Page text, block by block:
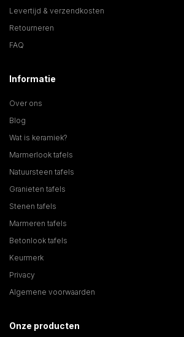
Levertijd & verzendkosten
Retourneren
FAQ
Informatie
Over ons
Blog
Wat is keramiek?
Marmerlook tafels
Natuursteen tafels
Granieten tafels
Stenen tafels
Marmeren tafels
Betonlook tafels
Keurmerk
Privacy
Algemene voorwaarden
Onze producten